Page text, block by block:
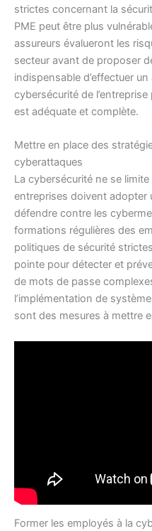
strictes concernant la
PME peut être plus
assureurs évalueront les
secteur avant de proposer
indispensable d’effectuer
cybersécurité de
est adéquate et complète.
Mettre en place des
cyberattaques
La cybersécurité ne se limite
entreprises doivent adopter
défendre contre les
formations régulières des
politiques de sécurité
pointe pour détecter et
de mots de passe
l’implémentation de
sont des mesures à mettre
Former les employés à la